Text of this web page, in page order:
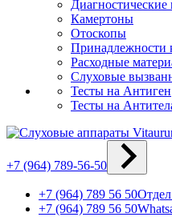
Камертоны
Отоскопы
Принадлежности
Расходные
Слуховые
Тесты на Антиген
Тесты на
+7 (964) 789-56-50
+7 (964) 789 56 50
+7 (964) 789 56 50